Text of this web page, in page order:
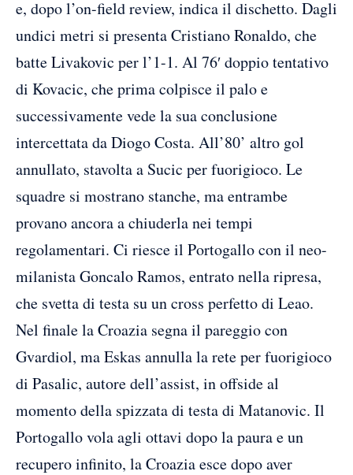
e, dopo l’on-field review, indica il dischetto. Dagli
undici metri si presenta Cristiano Ronaldo, che
batte Livakovic per l’1-1. Al 76′ doppio tentativo
di Kovacic, che prima colpisce il palo e
successivamente vede la sua conclusione
intercettata da Diogo Costa. All’80’ altro gol
annullato, stavolta a Sucic per fuorigioco. Le
squadre si mostrano stanche, ma entrambe
provano ancora a chiuderla nei tempi
regolamentari. Ci riesce il Portogallo con il neo-
milanista Goncalo Ramos, entrato nella ripresa,
che svetta di testa su un cross perfetto di Leao.
Nel finale la Croazia segna il pareggio con
Gvardiol, ma Eskas annulla la rete per fuorigioco
di Pasalic, autore dell’assist, in offside al
momento della spizzata di testa di Matanovic. Il
Portogallo vola agli ottavi dopo la paura e un
recupero infinito, la Croazia esce dopo aver